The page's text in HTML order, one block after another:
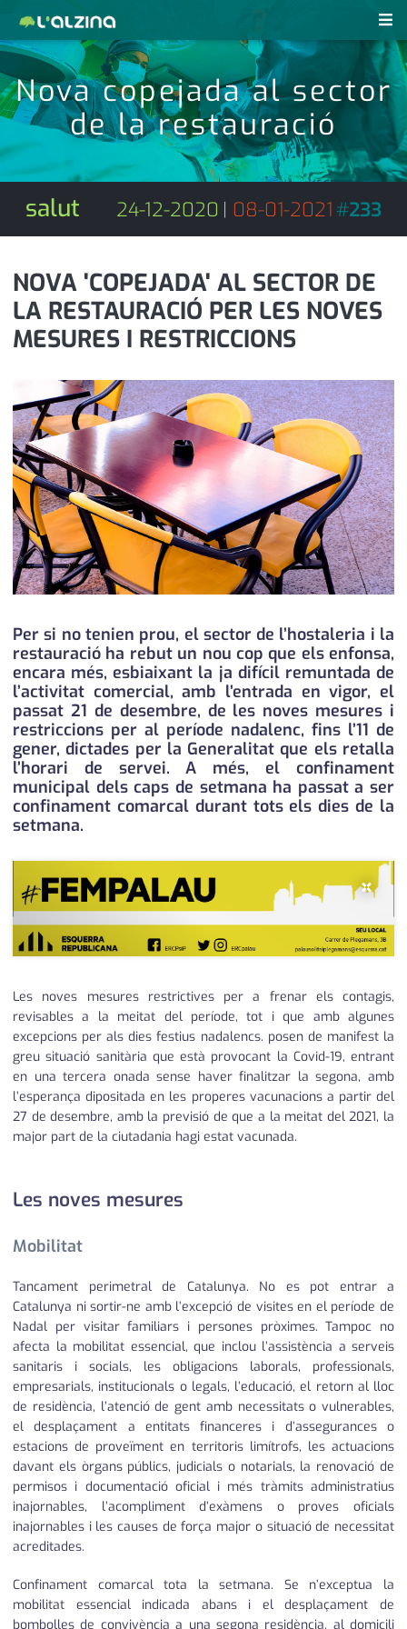
notícies
últimes notícies
activitats
agenda
empresa
entrevista
esports
medi ambient
opinió
política
promo serveis
reportatge
serveis
societat
successos
urbanisme
editorial
revistes pdf
anunciants
subscripció
contacte
farmàcies
telèfons
calendari
Nova copejada al sector
de la restauració
salut 24-12-2020 | 08-01-2021#233
NOVA 'COPEJADA' AL SECTOR DE
LA RESTAURACIÓ PER LES NOVES
MESURES I RESTRICCIONS
Per si no tenien prou, el sector de l’hostaleria i la
restauració ha rebut un nou cop que els enfonsa,
encara més, esbiaixant la ja difícil remuntada de
l’activitat comercial, amb l’entrada en vigor, el
passat 21 de desembre, de les noves mesures i
restriccions per al període nadalenc, fins l’11 de
gener, dictades per la Generalitat que els retalla
l’horari de servei. A més, el confinament
municipal dels caps de setmana ha passat a ser
confinament comarcal durant tots els dies de la
setmana.
×
Les noves mesures restrictives per a frenar els contagis,
revisables a la meitat del període, tot i que amb algunes
excepcions per als dies festius nadalencs. posen de manifest la
greu situació sanitària que està provocant la Covid-19, entrant
en una tercera onada sense haver finalitzar la segona, amb
l’esperança dipositada en les properes vacunacions a partir del
27 de desembre, amb la previsió de que a la meitat del 2021, la
major part de la ciutadania hagi estat vacunada.
Les noves mesures
Mobilitat
Tancament perimetral de Catalunya. No es pot entrar a
Catalunya ni sortir-ne amb l’excepció de visites en el període de
Nadal per visitar familiars i persones pròximes. Tampoc no
afecta la mobilitat essencial, que inclou l’assistència a serveis
sanitaris i socials, les obligacions laborals, professionals,
empresarials, institucionals o legals, l’educació, el retorn al lloc
de residència, l’atenció de gent amb necessitats o vulnerables,
el desplaçament a entitats financeres i d’assegurances o
estacions de proveïment en territoris limítrofs, les actuacions
davant els òrgans públics, judicials o notarials, la renovació de
permisos i documentació oficial i més tràmits administratius
inajornables, l’acompliment d’exàmens o proves oficials
inajornables i les causes de força major o situació de necessitat
acreditades.
Confinament comarcal tota la setmana. Se n’exceptua la
mobilitat essencial indicada abans i el desplaçament de
bombolles de convivència a una segona residència, al domicili